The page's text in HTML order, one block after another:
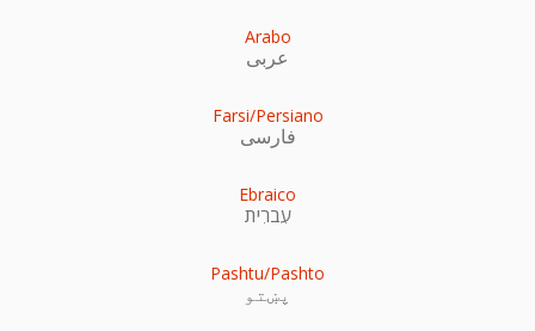
Arabo
عربى
Farsi/Persiano
فارسی
Ebraico
עִברִית
Pashtu/Pashto
پښتو